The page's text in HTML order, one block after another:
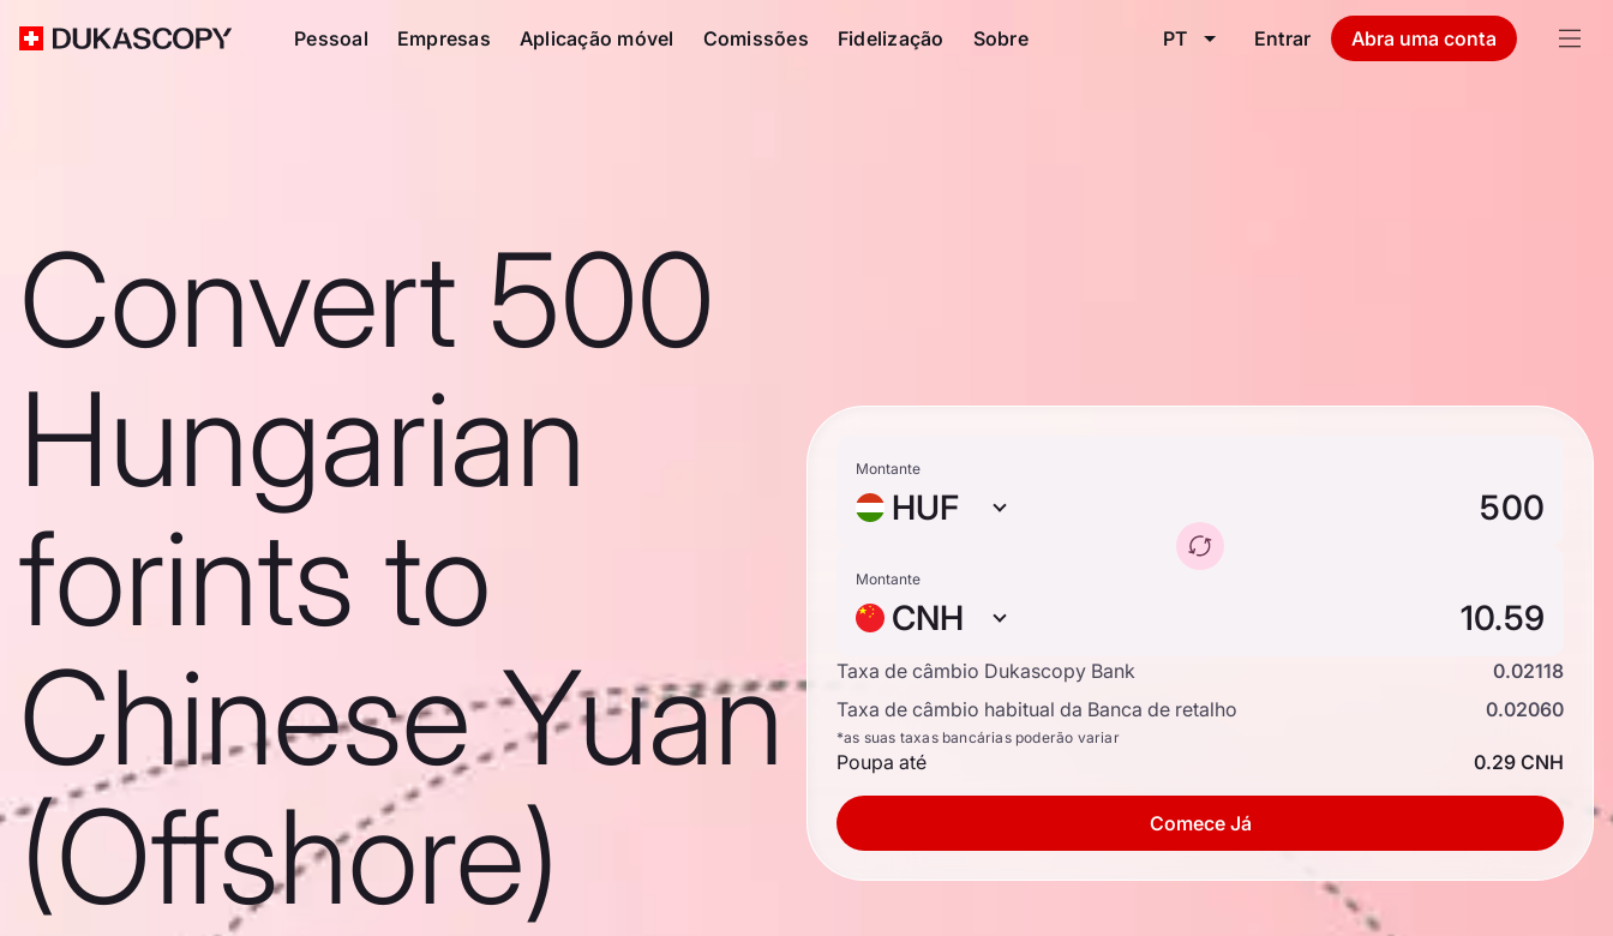
Pessoal Empresas Aplicação móvel Comissões Fidelização Sobre PT Entrar Abra uma conta
Convert 500
Hungarian
forints to
Chinese Yuan
(Offshore)
Montante
HUF
Montante
CNH
Taxa de câmbio Dukascopy Bank
0.02118
Taxa de câmbio habitual da Banca de retalho
0.02060
*as suas taxas bancárias poderão variar
Poupa até 0.29 CNH
Comece Já